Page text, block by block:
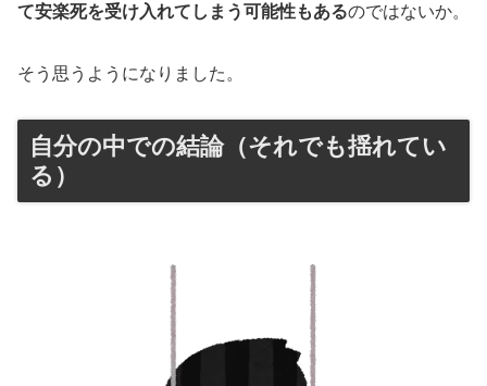
て安楽死を受け入れてしまう可能性もあるのではないか。
そう思うようになりました。
自分の中での結論（それでも揺れてい
る）